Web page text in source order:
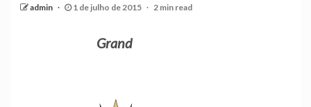
admin 1 de julho de 2015 2 min read
Grand